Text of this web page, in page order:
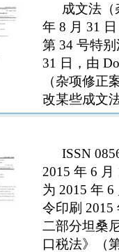
成文法
年 8 月 31
第 34 号特
31 日，由
（杂项修正
改某些成文
3. 4. 5. 6. 7.
ISSN
2015 年 6
为 2015 年
令印刷 2015
二部分坦桑
口税法》（